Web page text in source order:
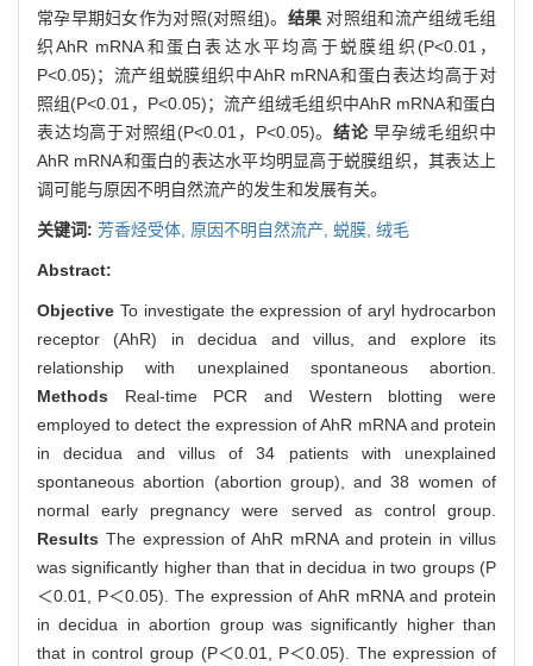
常孕早期妇女作为对照(对照组)。 结果 对照组和流产组绒毛组
织AhR mRNA和蛋白表达水平均高于蜕膜组织(P<0.01，
P<0.05)；流产组蜕膜组织中AhR mRNA和蛋白表达均高于对
照组(P<0.01，P<0.05)；流产组绒毛组织中AhR mRNA和蛋白
表达均高于对照组(P<0.01，P<0.05)。结论早孕绒毛组织中
AhR mRNA和蛋白的表达水平均明显高于蜕膜组织，其表达上
调可能与原因不明自然流产的发生和发展有关。
关键词: 芳香烃受体, 原因不明自然流产, 蜕膜, 绒毛
Abstract:
Objective To investigate the expression of aryl hydrocarbon
receptor (AhR) in decidua and villus, and explore its
relationship with unexplained spontaneous abortion.
Methods Real-time PCR and Western blotting were
employed to detect the expression of AhR mRNA and protein
in decidua and villus of 34 patients with unexplained
spontaneous abortion (abortion group), and 38 women of
normal early pregnancy were served as control group.
Results The expression of AhR mRNA and protein in villus
was significantly higher than that in decidua in two groups (P
＜0.01, P＜0.05). The expression of AhR mRNA and protein
in decidua in abortion group was significantly higher than
that in control group (P＜0.01, P＜0.05). The expression of